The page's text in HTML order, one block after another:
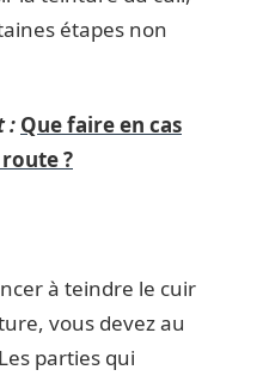
étapes non
: Que faire en cas
?
à teindre le cuir
vous devez au
parties qui